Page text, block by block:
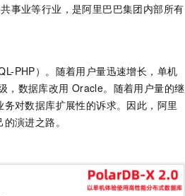
事业等行业，是阿里巴巴集团内部所有
PHP）。随着用户量迅速增长，单机
，数据库改用 Oracle。随着用户量的继
对数据库扩展性的诉求。因此，阿里
演进之路。